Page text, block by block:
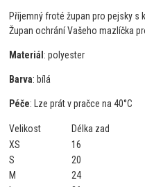
Příjemný froté župan pro pejsky s
Župan ochrání Vašeho mazlíčka
Materiál : polyester
Barva: bílá
Péče: Lze prát v pračce na 40°C
Velikost Délka zad
XS
16
S
20
M
24